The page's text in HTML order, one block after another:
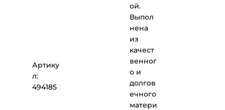
Артику
л:
494185
ой.
Выпол
нена
из
качест
венног
о и
долгов
ечного
матери